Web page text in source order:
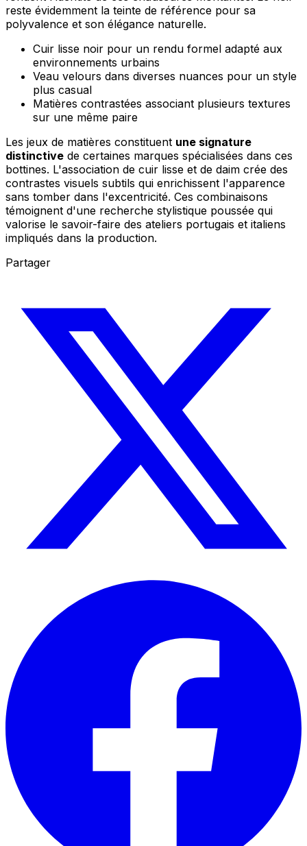
reste évidemment la teinte de référence pour sa
polyvalence et son élégance naturelle.
Cuir lisse noir pour un rendu formel adapté aux
environnements urbains
Veau velours dans diverses nuances pour un style
plus casual
Matières contrastées associant plusieurs textures
sur une même paire
Les jeux de matières constituent une signature
distinctive de certaines marques spécialisées dans ces
bottines. L'association de cuir lisse et de daim crée des
contrastes visuels subtils qui enrichissent l'apparence
sans tomber dans l'excentricité. Ces combinaisons
témoignent d'une recherche stylistique poussée qui
valorise le savoir-faire des ateliers portugais et italiens
impliqués dans la production.
Partager